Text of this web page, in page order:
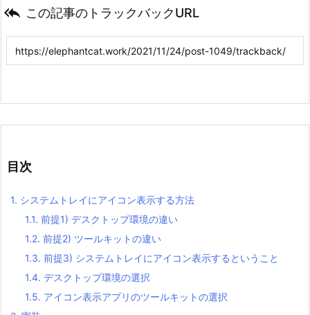
 この記事のトラックバックURL
目次
1. システムトレイにアイコン表示する方法
1.1. 前提1) デスクトップ環境の違い
1.2. 前提2) ツールキットの違い
1.3. 前提3) システムトレイにアイコン表示するということ
1.4. デスクトップ環境の選択
1.5. アイコン表示アプリのツールキットの選択